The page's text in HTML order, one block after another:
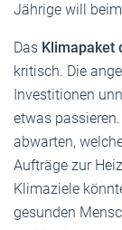
Jährige will
Das Klimapaket
kritisch. Die
Investitionen
etwas
abwarten,
Aufträge zur
Klimaziele
gesunden